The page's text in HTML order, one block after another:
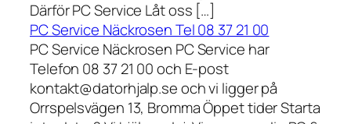
Därför PC Service Låt oss […]
PC Service Näckrosen Tel 08 37 21 00
PC Service Näckrosen PC Service har
Telefon 08 37 21 00 och E-post
kontakt@datorhjalp.se och vi ligger på
Orrspelsvägen 13, Bromma Öppet tider Starta